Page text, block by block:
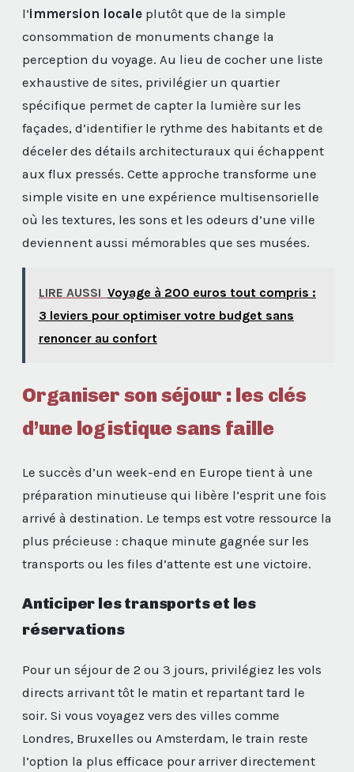
l’immersion locale plutôt que de la simple
consommation de monuments change la
perception du voyage. Au lieu de cocher une liste
exhaustive de sites, privilégier un quartier
spécifique permet de capter la lumière sur les
façades, d’identifier le rythme des habitants et de
déceler des détails architecturaux qui échappent
aux flux pressés. Cette approche transforme une
simple visite en une expérience multisensorielle
où les textures, les sons et les odeurs d’une ville
deviennent aussi mémorables que ses musées.
LIRE AUSSI Voyage à 200 euros tout compris :
3 leviers pour optimiser votre budget sans
renoncer au confort
Organiser son séjour : les clés
d’une logistique sans faille
Le succès d’un week-end en Europe tient à une
préparation minutieuse qui libère l’esprit une fois
arrivé à destination. Le temps est votre ressource la
plus précieuse : chaque minute gagnée sur les
transports ou les files d’attente est une victoire.
Anticiper les transports et les
réservations
Pour un séjour de 2 ou 3 jours, privilégiez les vols
directs arrivant tôt le matin et repartant tard le
soir. Si vous voyagez vers des villes comme
Londres, Bruxelles ou Amsterdam, le train reste
l’option la plus efficace pour arriver directement